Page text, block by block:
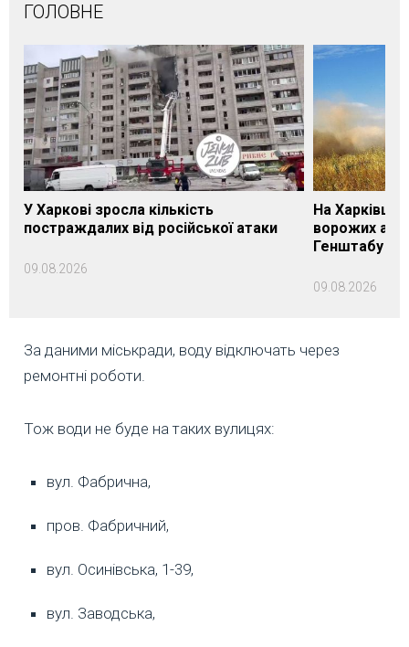
ГОЛОВНЕ
У Харкові зросла кількість
постраждалих від російської атаки
09.08.2026
На
ворожих
Генштабу
09.08.2026
За даними міськради, воду відключать через
ремонтні роботи.
Тож води не буде на таких вулицях:
вул. Фабрична,
пров. Фабричний,
вул. Осинівська, 1-39,
вул. Заводська,